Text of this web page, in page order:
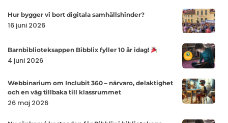
nya
Hur bygger vi bort digitala samhällshinder?
16 juni 2026
Hur
bygger
bort
digitala
Barnbiblioteksappen Bibblix fyller 10 år idag!
4 juni 2026
Bibblix
10
år
Webbinarium om Inclubit 360 – närvaro, delaktighet
och en väg tillbaka till klassrummet
26 maj 2026
om